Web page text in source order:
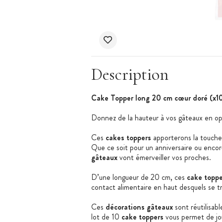
Description
Cake Topper long 20 cm cœur doré
Donnez de la hauteur à vos gâteaux en
Ces cakes toppers apporterons la
Que ce soit pour un anniversaire ou
gâteauxvont émerveiller vos proches.
D’une longueur de 20 cm, ces cake
contact alimentaire en haut desquels se
Ces décorations gâteauxsont
lot de 10 cake toppers vous permet de